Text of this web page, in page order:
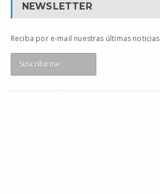
NEWSLETTER
Reciba por e-mail nuestras últimas noticias
Suscribirme